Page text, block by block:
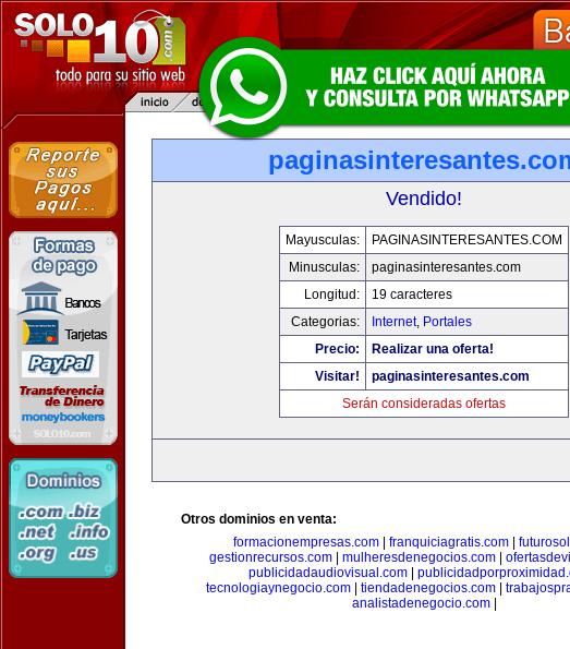
Vendido!
Mayusculas:
PAGINASINTERESANTES.COM
Minusculas:
paginasinteresantes.com
Longitud:
19 caracteres
Categorias:
Internet, Portales
Precio:
Realizar una oferta!
Visitar!
paginasinteresantes.com
Serán consideradas ofertas
Otros dominios en venta:
formacionempresas.com| franquiciagratis.com|
gestionrecursos.com| mulheresdenegocios.com|
publicidadaudiovisual.com|
tecnologiaynegocio.com
tiendadenegocios.com
analistadenegocio.com|